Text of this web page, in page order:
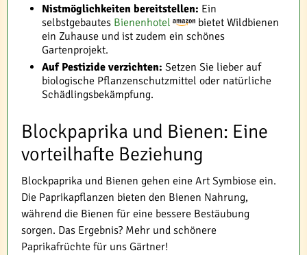
Nistmöglichkeiten bereitstellen: Ein
selbstgebautes Bienenhotel
bietet Wildbienen
ein Zuhause und ist zudem ein schönes
Gartenprojekt.
Auf Pestizide verzichten: Setzen Sie lieber auf
biologische Pflanzenschutzmittel oder natürliche
Schädlingsbekämpfung.
Blockpaprika und Bienen: Eine
vorteilhafte Beziehung
Blockpaprika und Bienen gehen eine Art Symbiose ein.
Die Paprikapflanzen bieten den Bienen Nahrung,
während die Bienen für eine bessere Bestäubung
sorgen. Das Ergebnis? Mehr und schönere
Paprikafrüchte für uns Gärtner!